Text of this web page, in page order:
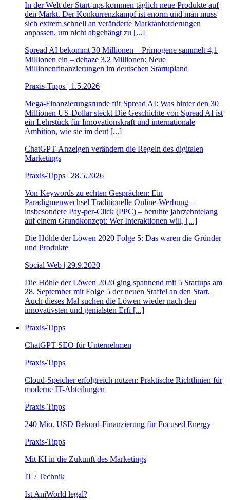
In der Welt der Start-ups kommen täglich neue Produkte auf
den Markt. Der Konkurrenzkampf ist enorm und man muss
sich extrem schnell an veränderte Marktanforderungen
anpassen, um nicht abgehängt zu [...]
Spread AI bekommt 30 Millionen – Primogene sammelt 4,1
Millionen ein – dehaze 3,2 Millionen: Neue
Millionenfinanzierungen im deutschen Startupland
Praxis-Tipps | 1.5.2026
Mega-Finanzierungsrunde für Spread AI: Was hinter den 30
Millionen US-Dollar steckt Die Geschichte von Spread AI ist
ein Lehrstück für Innovationskraft und internationale
Ambition, wie sie im deut [...]
ChatGPT-Anzeigen verändern die Regeln des digitalen
Marketings
Praxis-Tipps | 28.5.2026
Von Keywords zu echten Gesprächen: Ein
Paradigmenwechsel Traditionelle Online-Werbung –
insbesondere Pay-per-Click (PPC) – beruhte jahrzehntelang
auf einem Grundkonzept: Wer Interaktionen will, [...]
Die Höhle der Löwen 2020 Folge 5: Das waren die Gründer
und Produkte
Social Web | 29.9.2020
Die Höhle der Löwen 2020 ging spannend mit 5 Startups am
28. September mit Folge 5 der neuen Staffel an den Start.
Auch dieses Mal suchen die Löwen wieder nach den
innovativsten und genialsten Erfi [...]
Praxis-Tipps
ChatGPT SEO für Unternehmen
Praxis-Tipps
Cloud-Speicher erfolgreich nutzen: Praktische Richtlinien für
moderne IT-Abteilungen
Praxis-Tipps
240 Mio. USD Rekord-Finanzierung für Focused Energy
Praxis-Tipps
Mit KI in die Zukunft des Marketings
IT / Technik
Ist AniWorld legal?